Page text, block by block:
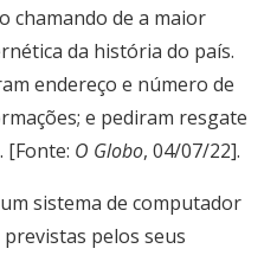
chamando de a maior
da história do país.
endereço e número de
e pediram resgate
[Fonte: O Globo, 04/07/22].
sistema de computador
pelos seus